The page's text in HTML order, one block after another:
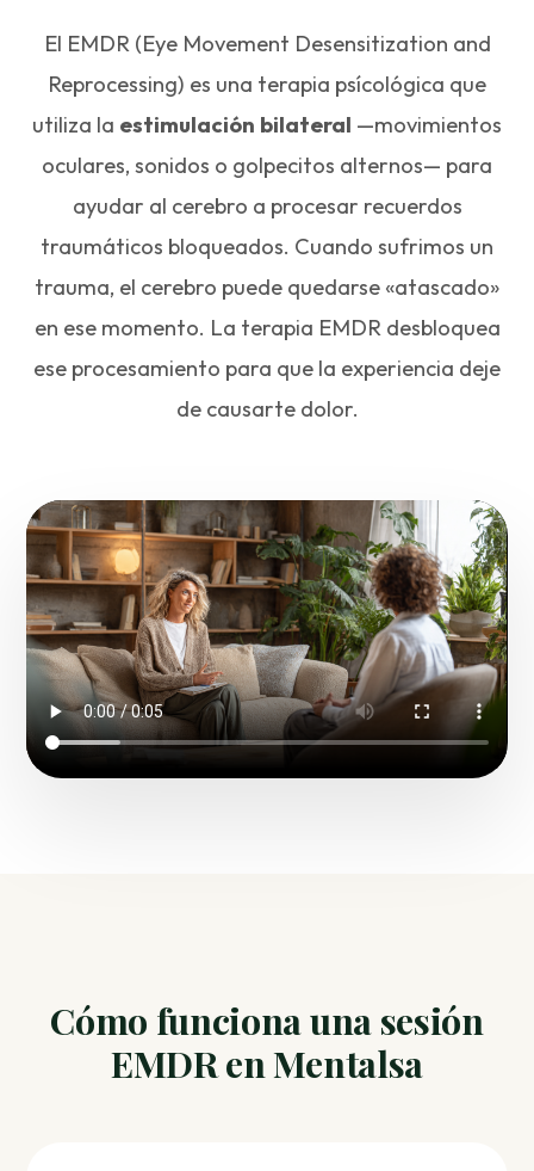
El EMDR (Eye Movement Desensitization and
Reprocessing) es una terapia psícológica que
utiliza la estimulación bilateral —movimientos
oculares, sonidos o golpecitos alternos— para
ayudar al cerebro a procesar recuerdos
traumáticos bloqueados. Cuando sufrimos un
trauma, el cerebro puede quedarse «atascado»
en ese momento. La terapia EMDR desbloquea
ese procesamiento para que la experiencia deje
de causarte dolor.
Cómo funciona una sesión
EMDR en Mentalsa